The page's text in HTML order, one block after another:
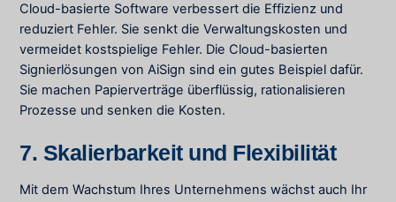
Cloud-basierte Software verbessert die Effizienz und
reduziert Fehler. Sie senkt die Verwaltungskosten und
vermeidet kostspielige Fehler. Die Cloud-basierten
Signierlösungen von AiSign sind ein gutes Beispiel dafür.
Sie machen Papierverträge überflüssig, rationalisieren
Prozesse und senken die Kosten.
7. Skalierbarkeit und Flexibilität
Mit dem Wachstum Ihres Unternehmens wächst auch Ihr